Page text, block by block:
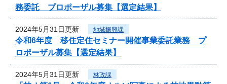
務委託 プロポーザル募集【選定結果】
2024年5月31日更新 地域振興課
令和6年度 移住定住セミナー開催事業委託業務 プ
ロポーザル募集【選定結果】
2024年5月31日更新 林政課